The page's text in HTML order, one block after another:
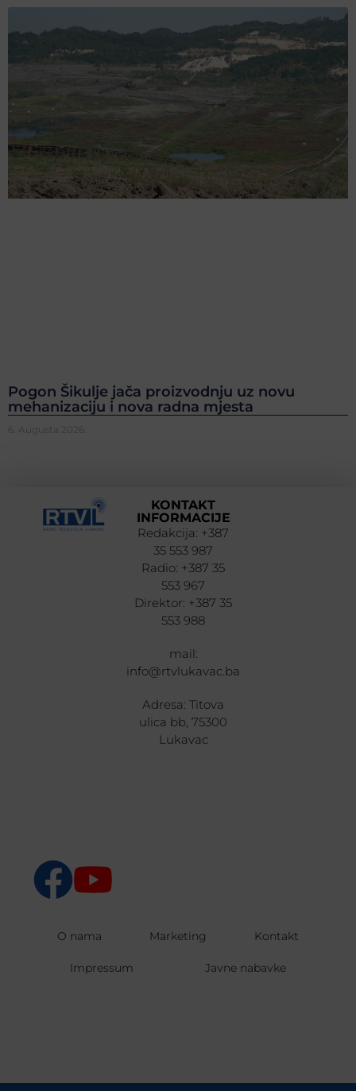
Pogon Šikulje jača proizvodnju uz novu
mehanizaciju i nova radna mjesta
6. Augusta 2026.
KONTAKT
INFORMACIJE
Redakcija: +387
35 553 987
Radio: +387 35
553 967
Direktor: +387 35
553 988
mail:
info@rtvlukavac.ba
Adresa: Titova
ulica bb, 75300
Lukavac
O nama Marketing Kontakt
Impressum Javne nabavke